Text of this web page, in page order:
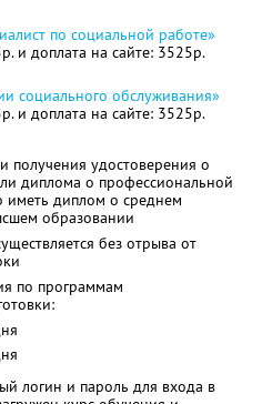
по социальной работе»
и доплата на сайте: 3525р.
социального обслуживания»
и доплата на сайте: 3525р.
получения удостоверения о
диплома о профессиональной
иметь диплом о среднем
образовании
без отрыва от
по программам
логин и пароль для входа в